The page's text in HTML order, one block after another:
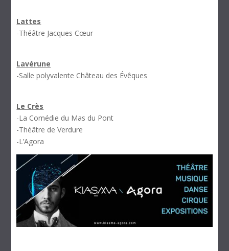
Lattes
-Théâtre Jacques Cœur
Lavérune
-Salle polyvalente Château des Évêques
Le Crès
-La Comédie du Mas du Pont
-Théâtre de Verdure
-L’Agora